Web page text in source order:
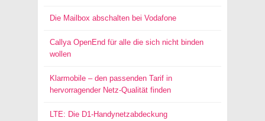
Die Mailbox abschalten bei Vodafone
Callya OpenEnd für alle die sich nicht binden
wollen
Klarmobile – den passenden Tarif in
hervorragender Netz-Qualität finden
LTE: Die D1-Handynetzabdeckung